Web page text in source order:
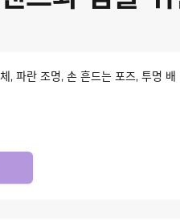
, 파란 조명, 손 흔드는 포즈, 투명 배